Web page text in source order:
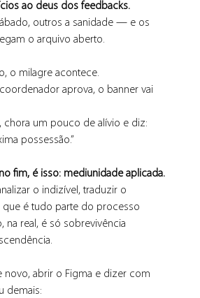
ao deus dos feedbacks.
outros a sanidade — e os
o arquivo aberto.
o milagre acontece.
aprova, o banner vai
chora um pouco de alívio e diz:
possessão.”
fim, é isso: mediunidade aplicada.
o indizível, traduzir o
que é tudo parte do processo
real, é só sobrevivência
novo, abrir o Figma e dizer com
demais: